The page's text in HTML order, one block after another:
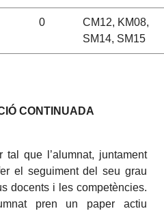
0
CM12, KM08,
SM14, SM15
CONTINUADA
tal que l’alumnat, juntament
el seguiment del seu grau
docents i les competències.
pren un paper actiu